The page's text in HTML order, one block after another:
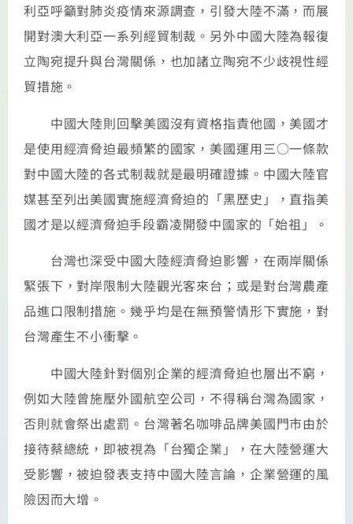
利亞呼籲對肺炎疫情來源調查，引發大陸不滿，而展
開對澳大利亞一系列經貿制裁。另外中國大陸為報復
立陶宛提升與台灣關係，也加諸立陶宛不少歧視性經
貿措施。
中國大陸則回擊美國沒有資格指責他國，美國才
是使用經濟脅迫最頻繁的國家，美國運用三○一條款
對中國大陸的各式制裁就是最明確證據。中國大陸官
媒甚至列出美國實施經濟脅迫的「黑歷史」，直指美
國才是以經濟脅迫手段霸凌開發中國家的「始祖」。
台灣也深受中國大陸經濟脅迫影響，在兩岸關係
緊張下，對岸限制大陸觀光客來台；或是對台灣農產
品進口限制措施。幾乎均是在無預警情形下實施，對
台灣產生不小衝擊。
中國大陸針對個別企業的經濟脅迫也層出不窮，
例如大陸曾施壓外國航空公司，不得稱台灣為國家，
否則就會祭出處罰。台灣著名咖啡品牌美國門市由於
接待蔡總統，即被視為「台獨企業」，在大陸營運大
受影響，被迫發表支持中國大陸言論，企業營運的風
險因而大增。